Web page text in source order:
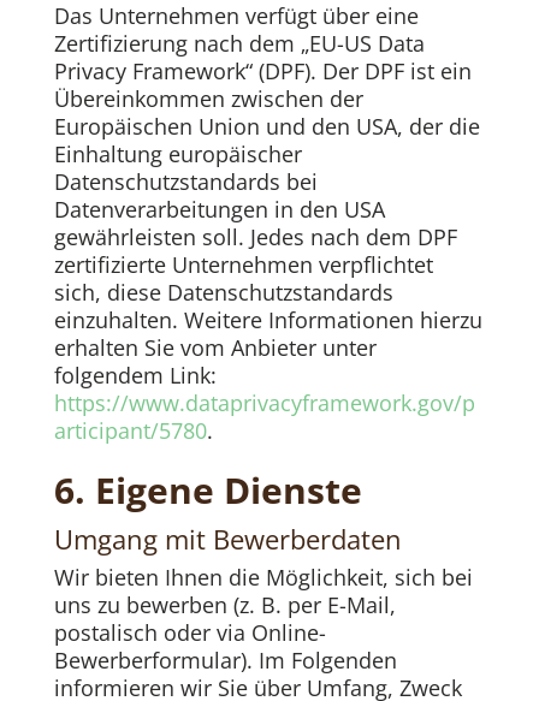
Das Unternehmen verfügt über eine
Zertifizierung nach dem „EU-US Data
Privacy Framework“ (DPF). Der DPF ist ein
Übereinkommen zwischen der
Europäischen Union und den USA, der die
Einhaltung europäischer
Datenschutzstandards bei
Datenverarbeitungen in den USA
gewährleisten soll. Jedes nach dem DPF
zertifizierte Unternehmen verpflichtet
sich, diese Datenschutzstandards
einzuhalten. Weitere Informationen hierzu
erhalten Sie vom Anbieter unter
folgendem Link:
https://www.dataprivacyframework.gov/p
articipant/5780.
6. Eigene Dienste
Umgang mit Bewerberdaten
Wir bieten Ihnen die Möglichkeit, sich bei
uns zu bewerben (z. B. per E-Mail,
postalisch oder via Online-
Bewerberformular). Im Folgenden
informieren wir Sie über Umfang, Zweck